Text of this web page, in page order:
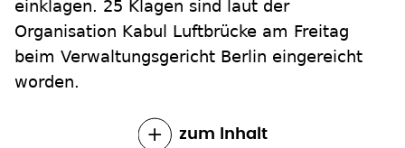
einklagen. 25 Klagen sind laut der
Organisation Kabul Luftbrücke am Freitag
beim Verwaltungsgericht Berlin eingereicht
worden.
zum Inhalt